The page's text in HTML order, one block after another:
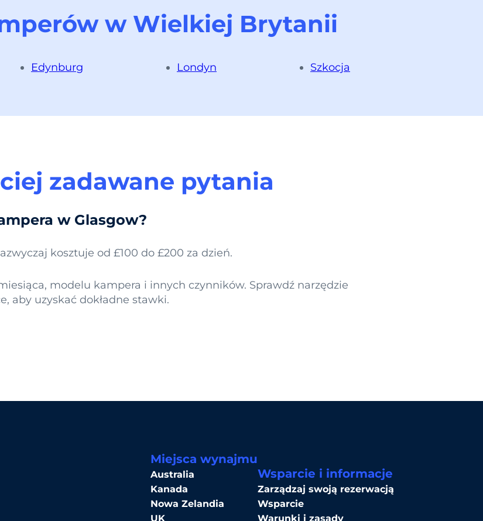
w Wielkiej Brytanii
Edynburg Londyn Szkocja
zadawane pytania
w Glasgow?
kosztuje od £100 do £200 za dzień.
modelu kampera i innych czynników. Sprawdź narzędzie
aby uzyskać dokładne stawki.
Miejsca wynajmu
Australia
Kanada
Nowa Zelandia
UK
Wsparcie i informacje
Zarządzaj swoją rezerwacją
Wsparcie
Warunki i zasady